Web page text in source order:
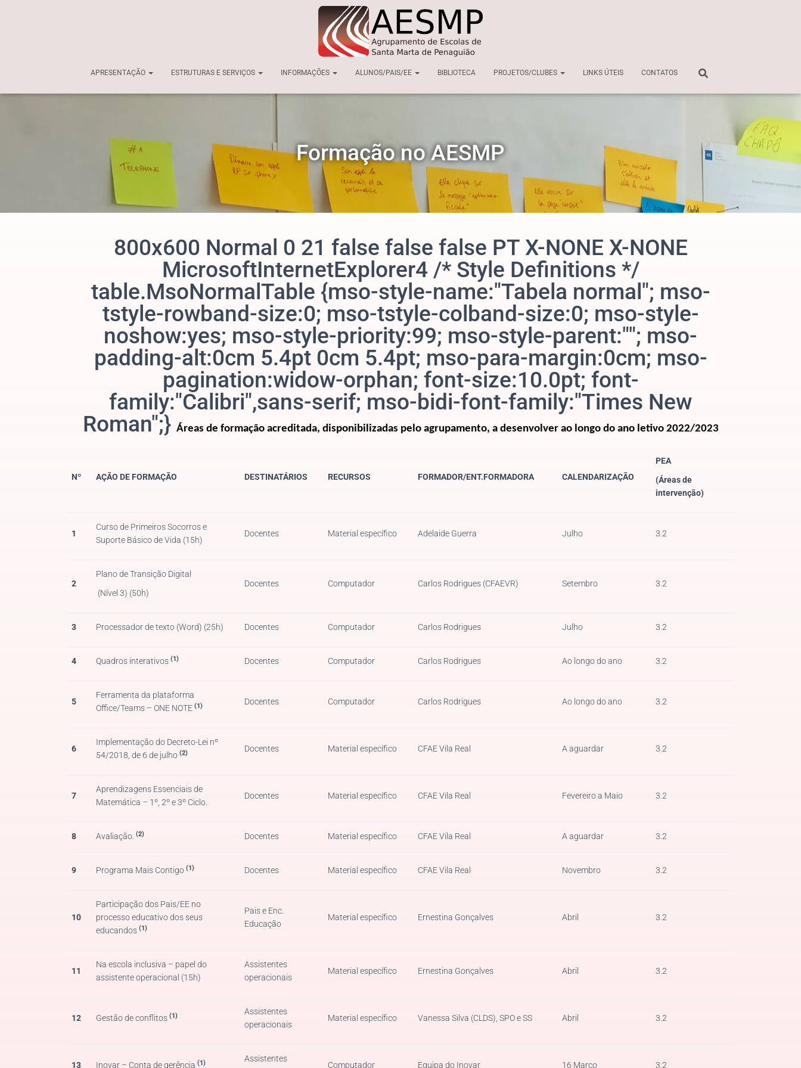
APRESENTAÇÃO ESTRUTURAS E SERVIÇOS INFORMAÇÕES ALUNOS/PAIS/EE BIBLIOTECA PROJETOS/CLUBES LINKS ÚTEIS CONTATOS
Formação no AESMP
800x600 Normal 0 21 false false false PT X-NONE X-NONE
MicrosoftInternetExplorer4 /* Style Definitions */
table.MsoNormalTable {mso-style-name:"Tabela normal"; mso-
tstyle-rowband-size:0; mso-tstyle-colband-size:0; mso-style-
noshow:yes; mso-style-priority:99; mso-style-parent:""; mso-
padding-alt:0cm 5.4pt 0cm 5.4pt; mso-para-margin:0cm; mso-
pagination:widow-orphan; font-size:10.0pt; font-
family:"Calibri",sans-serif; mso-bidi-font-family:"Times New
Roman";} Áreas de formação acreditada, disponibilizadas pelo agrupamento, a desenvolver ao longo do ano letivo 2022/2023
Nº AÇÃO DE FORMAÇÃO DESTINATÁRIOS RECURSOS FORMADOR/ENT.FORMADORA CALENDARIZAÇÃO
PEA
(Áreas de
intervenção)
1
Curso de Primeiros Socorros e
Suporte Básico de Vida (15h)
Docentes Material específico Adelaide Guerra Julho 3.2
2
Plano de Transição Digital
(Nível 3) (50h)
Docentes Computador Carlos Rodrigues (CFAEVR) Setembro 3.2
3 Processador de texto (Word) (25h) Docentes Computador Carlos Rodrigues Julho 3.2
4 Quadros interativos (1) Docentes Computador Carlos Rodrigues Ao longo do ano 3.2
5
Ferramenta da plataforma
Office/Teams – ONE NOTE (1) Docentes Computador Carlos Rodrigues Ao longo do ano 3.2
6
Implementação do Decreto-Lei nº
54/2018, de 6 de julho (2) Docentes Material específico CFAE Vila Real A aguardar 3.2
7
Aprendizagens Essenciais de
Matemática – 1º, 2º e 3º Ciclo.
Docentes Material específico CFAE Vila Real Fevereiro a Maio 3.2
8 Avaliação. (2) Docentes Material específico CFAE Vila Real A aguardar 3.2
9 Programa Mais Contigo (1) Docentes Material específico CFAE Vila Real Novembro 3.2
10
Participação dos Pais/EE no
processo educativo dos seus
educandos (1)
Pais e Enc.
Educação
Material específico Ernestina Gonçalves Abril 3.2
11
Na escola inclusiva – papel do
assistente operacional (15h)
Assistentes
operacionais
Material específico Ernestina Gonçalves Abril 3.2
12 Gestão de conflitos (1)
Assistentes
operacionais
Material específico Vanessa Silva (CLDS), SPO e SS Abril 3.2
13 Inovar – Conta de gerência (1)
Assistentes
Computador Equipa do Inovar 16 Março 3.2